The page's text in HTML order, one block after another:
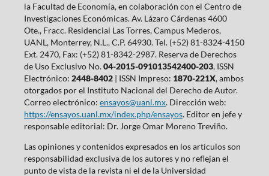
la Facultad de Economía, en colaboración con el Centro de
Investigaciones Económicas. Av. Lázaro Cárdenas 4600
Ote., Fracc. Residencial Las Torres, Campus Mederos,
UANL, Monterrey, N.L., C.P. 64930. Tel. (+52) 81-8324-4150
Ext. 2470, Fax: (+52) 81-8342-2987. Reserva de Derechos
de Uso Exclusivo No.04-2015-091013542400-203, ISSN
Electrónico: 2448-8402| ISSN Impreso: 1870-221X, ambos
otorgados por el Instituto Nacional del Derecho de Autor.
Correo electrónico: ensayos@uanl.mx. Dirección web:
https://ensayos.uanl.mx/index.php/ensayos. Editor en jefe y
responsable editorial: Dr. Jorge Omar Moreno Treviño.
Las opiniones y contenidos expresados en los artículos son
responsabilidad exclusiva de los autores y no reflejan el
punto de vista de la revista ni el de la Universidad